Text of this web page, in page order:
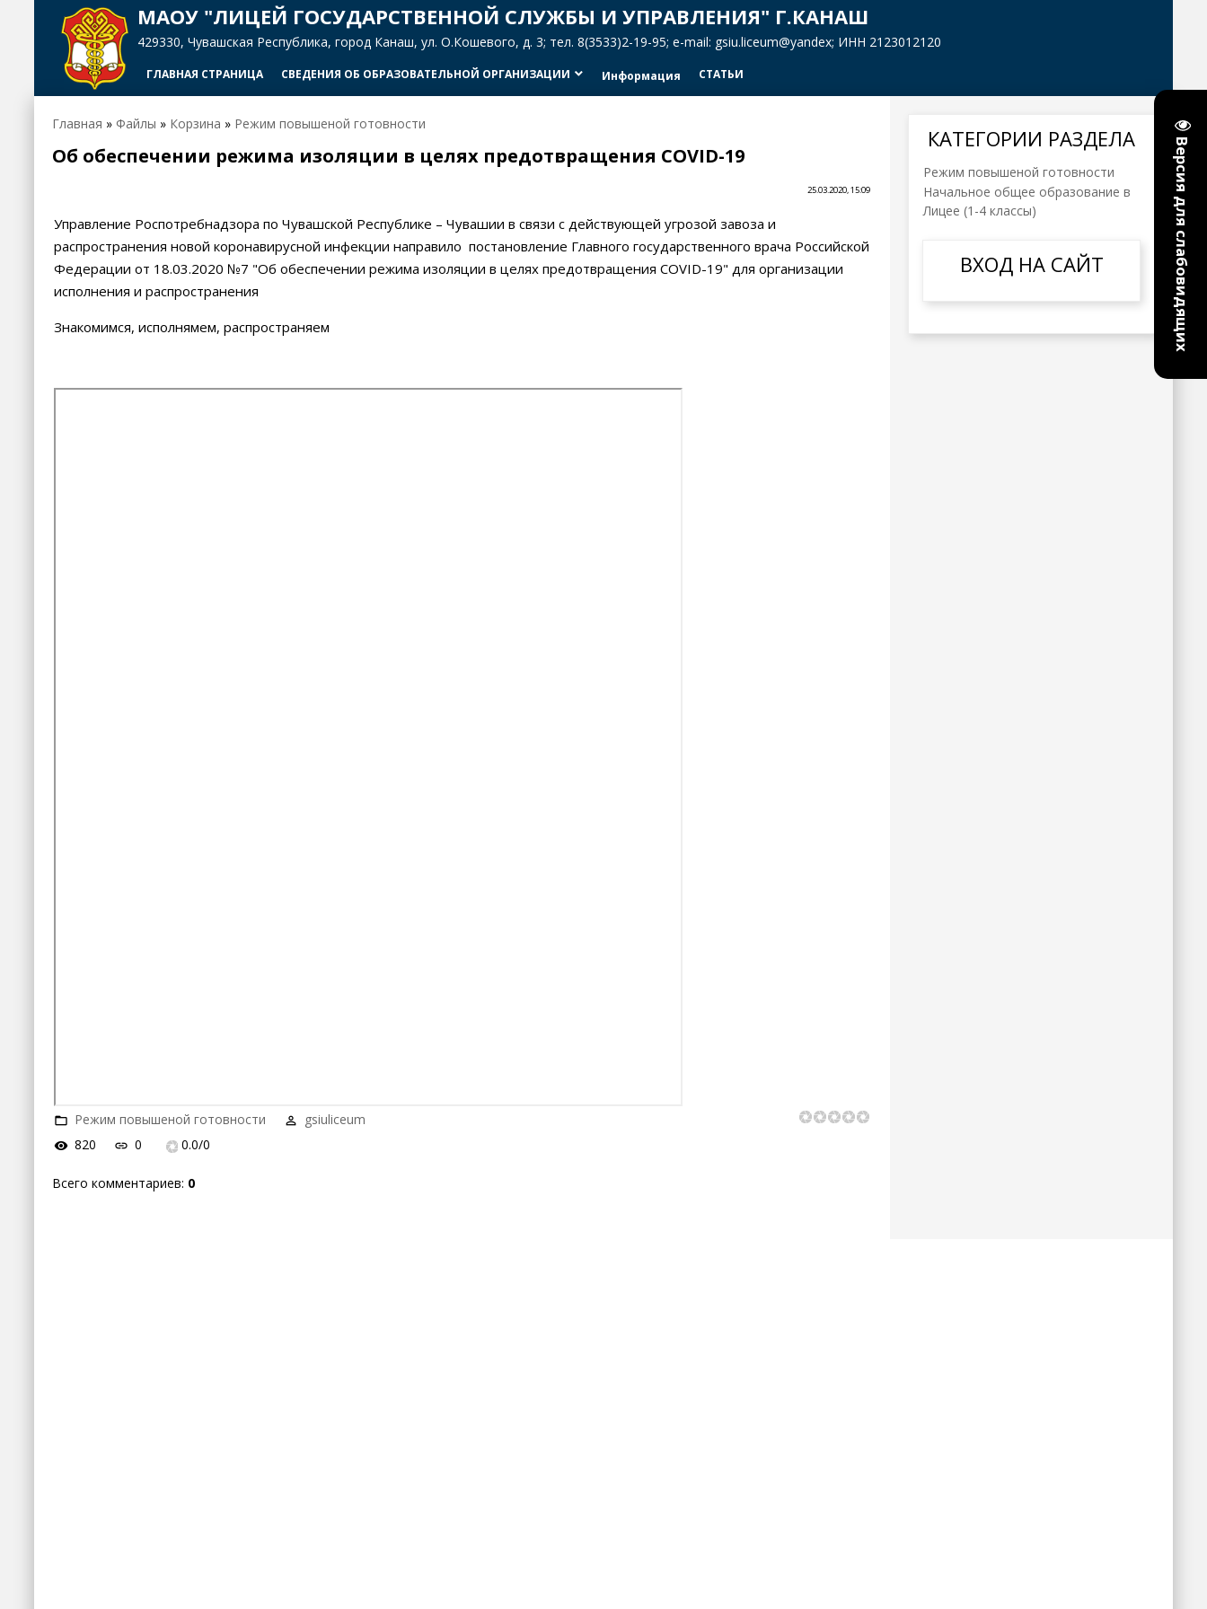
Версия для слабовидящих
МАОУ "ЛИЦЕЙ ГОСУДАРСТВЕННОЙ СЛУЖБЫ И УПРАВЛЕНИЯ" Г.КАНАШ
429330, Чувашская Республика, город Канаш, ул. О.Кошевого, д. 3; тел. 8(3533)2-19-95; e-mail: gsiu.liceum@yandex; ИНН 2123012120
ГЛАВНАЯ СТРАНИЦА СВЕДЕНИЯ ОБ ОБРАЗОВАТЕЛЬНОЙ ОРГАНИЗАЦИИ keyboard_arrow_down Информация СТАТЬИ
Главная » Файлы » Корзина » Режим повышеной готовности
Об обеспечении режима изоляции в целях предотвращения COVID-19
25.03.2020, 15:09
Управление Роспотребнадзора по Чувашской Республике – Чувашии в связи с действующей угрозой завоза и
распространения новой коронавирусной инфекции направило постановление Главного государственного врача Российской
Федерации от 18.03.2020 №7 "Об обеспечении режима изоляции в целях предотвращения COVID-19" для организации
исполнения и распространения
Знакомимся, исполнямем, распространяем
Режим повышеной готовности
gsiuliceum
820
0 0.0/0
Всего комментариев: 0
КАТЕГОРИИ РАЗДЕЛА
Режим повышеной готовности
Начальное общее образование в
Лицее (1-4 классы)
ВХОД НА САЙТ